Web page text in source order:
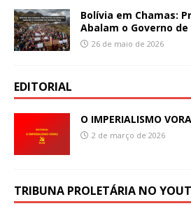
Bolívia em Chamas:
Abalam o Governo de
26 de maio de 2026
EDITORIAL
O IMPERIALISMO
2 de março de 2026
TRIBUNA PROLETÁRIA NO